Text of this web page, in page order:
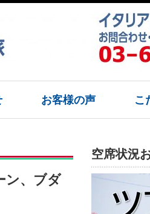
お客様の声 こ
ン、ブダ
空席状況